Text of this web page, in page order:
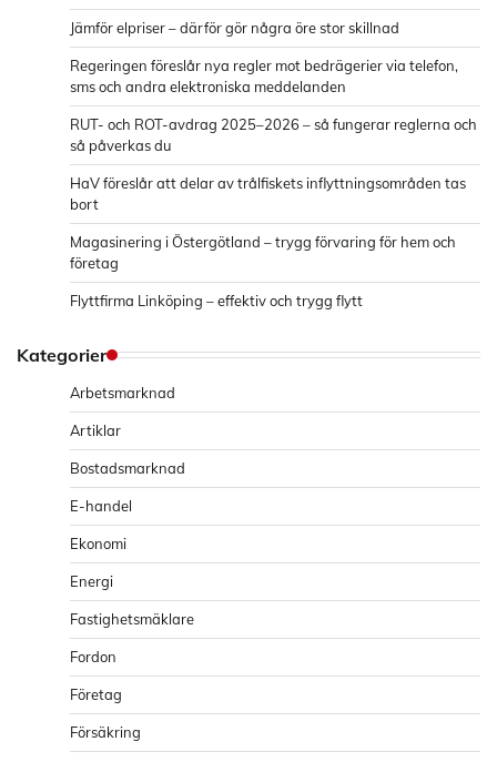
Jämför elpriser – därför gör några öre stor skillnad
Regeringen föreslår nya regler mot bedrägerier via telefon,
sms och andra elektroniska meddelanden
RUT- och ROT-avdrag 2025–2026 – så fungerar reglerna och
så påverkas du
HaV föreslår att delar av trålfiskets inflyttningsområden tas
bort
Magasinering i Östergötland – trygg förvaring för hem och
företag
Flyttfirma Linköping – effektiv och trygg flytt
Kategorier
Arbetsmarknad
Artiklar
Bostadsmarknad
E-handel
Ekonomi
Energi
Fastighetsmäklare
Fordon
Företag
Försäkring